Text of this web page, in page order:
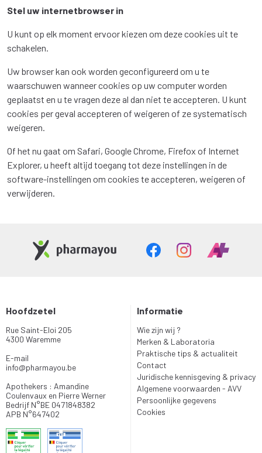
Stel uw internetbrowser in
U kunt op elk moment ervoor kiezen om deze cookies uit te
schakelen.
Uw browser kan ook worden geconfigureerd om u te
waarschuwen wanneer cookies op uw computer worden
geplaatst en u te vragen deze al dan niet te accepteren. U kunt
cookies per geval accepteren of weigeren of ze systematisch
weigeren.
Of het nu gaat om Safari, Google Chrome, Firefox of Internet
Explorer, u heeft altijd toegang tot deze instellingen in de
software-instellingen om cookies te accepteren, weigeren of
verwijderen.
Hoofdzetel
Rue Saint-Eloi 205
4300 Waremme
E-mail
info@pharmayou.be
Apothekers : Amandine
Coulenvaux en Pierre Werner
Bedrijf N°BE 0471848382
APB N°647402
Informatie
Wie zijn wij ?
Merken & Laboratoria
Praktische tips & actualiteit
Contact
Juridische kennisgeving & privacy
Algemene voorwaarden - AVV
Persoonlijke gegevens
Cookies